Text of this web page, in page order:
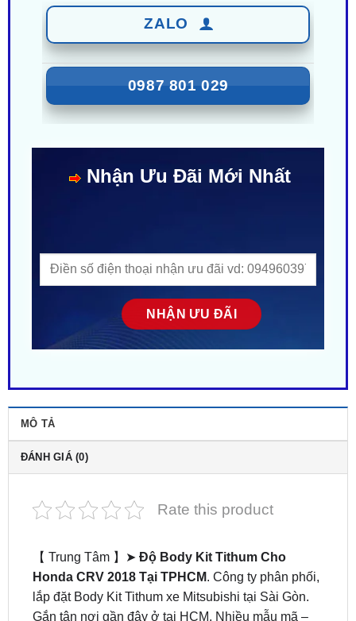
0987 801 029
ĐÁNH GIÁ (0)
【 Trung Tâm 】➤Độ Body Kit Tithum Cho
lắp đặt Body Kit Tithum xe Mitsubishi tại Sài Gòn.
Gắn tận nơi gần đây ở tại HCM. Nhiều mẫu mã –
Phong cách độc lạ. Giá siêu HOT! ZKar Auto trung
tâm chuyên cung cấp phụ kiện – đồ chơi xe hơi cao